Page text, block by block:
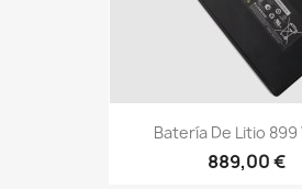
Batería De Litio 899
889,00 €